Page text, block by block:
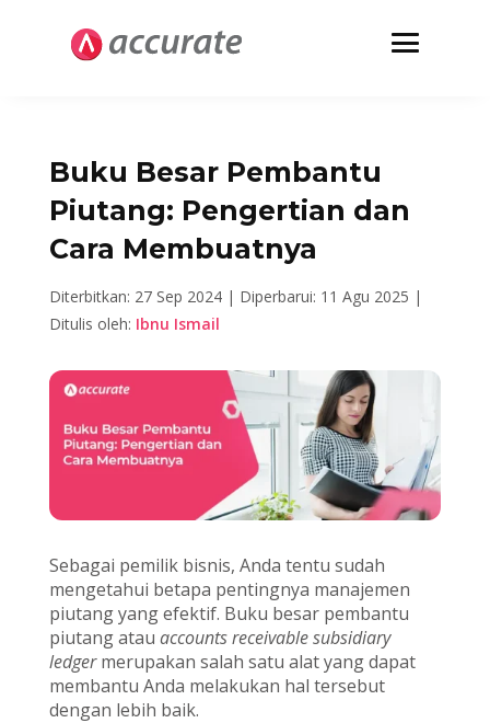
Buku Besar Pembantu
Piutang: Pengertian dan
Cara Membuatnya
Diterbitkan: 27 Sep 2024 | Diperbarui: 11 Agu 2025 |
Ditulis oleh: Ibnu Ismail
Sebagai pemilik bisnis, Anda tentu sudah
mengetahui betapa pentingnya manajemen
piutang yang efektif. Buku besar pembantu
piutang atau accounts receivable subsidiary
ledgermerupakan salah satu alat yang dapat
membantu Anda melakukan hal tersebut
dengan lebih baik.